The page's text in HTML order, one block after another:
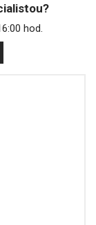
hod.